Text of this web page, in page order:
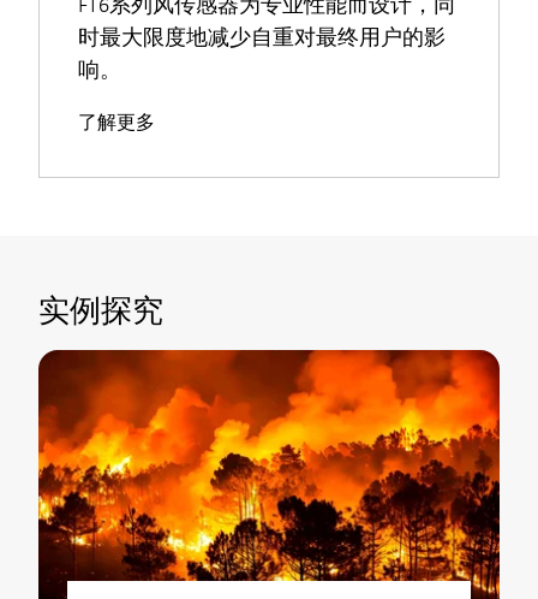
FT6系列风传感器为专业性能而设计，同
时最大限度地减少自重对最终用户的影
响。
了解更多
实例探究